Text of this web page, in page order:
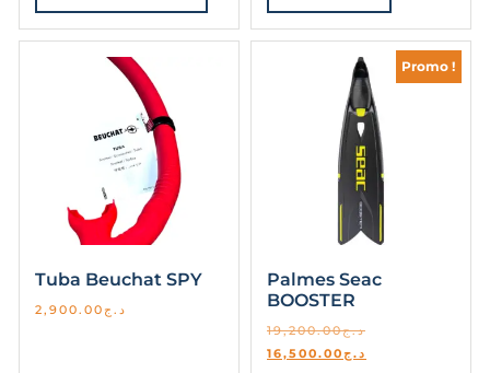
Tuba Beuchat SPY
د.ج 2,900.00
Promo !
Palmes Seac
BOOSTER
د.ج19,200.00
د.ج16,500.00